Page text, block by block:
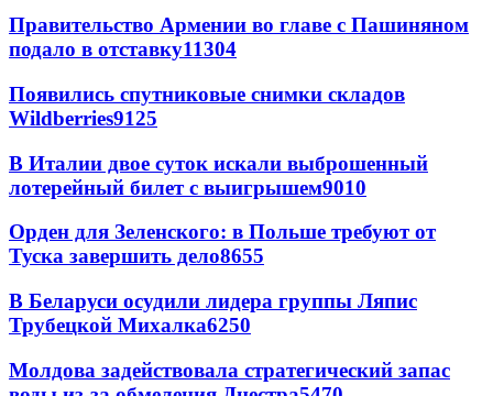
Правительство Армении во главе с Пашиняном
подало в отставку11304
Появились спутниковые снимки складов
Wildberries9125
В Италии двое суток искали выброшенный
лотерейный билет с выигрышем9010
Орден для Зеленского: в Польше требуют от
Туска завершить дело8655
В Беларуси осудили лидера группы Ляпис
Трубецкой Михалка6250
Молдова задействовала стратегический запас